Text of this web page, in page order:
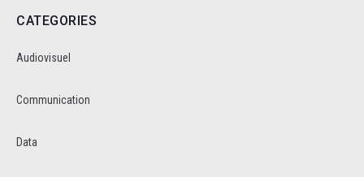
CATEGORIES
Audiovisuel
Communication
Data